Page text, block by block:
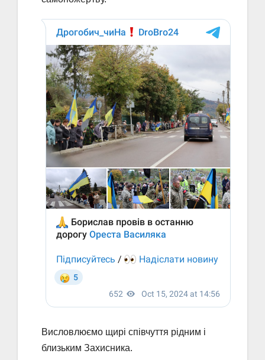
Висловлюємо щирі співчуття рідним і
близьким Захисника.